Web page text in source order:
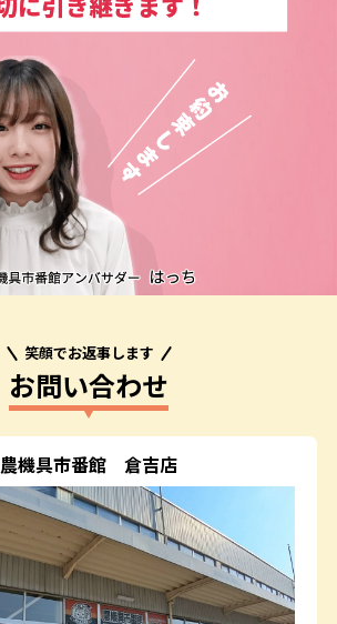
笑顔でお返事します
お問い合わせ
農機具市番館 倉吉店